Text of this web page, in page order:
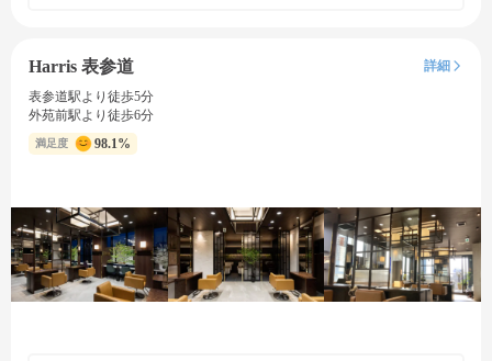
Harris 表参道
詳細
表参道駅より徒歩5分
外苑前駅より徒歩6分
満足度 98.1%